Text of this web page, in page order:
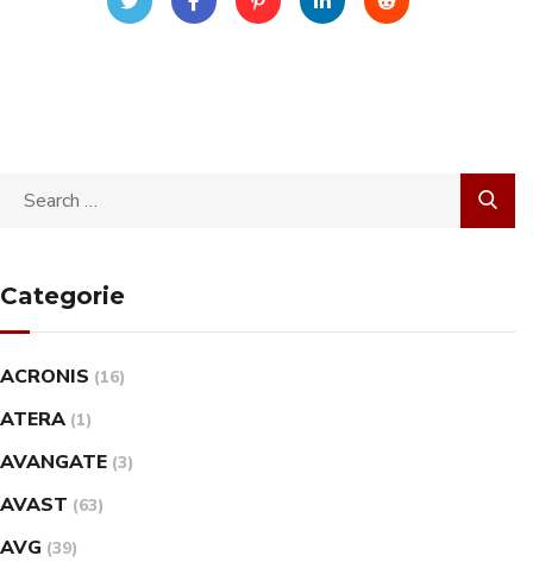
Categorie
ACRONIS (16)
ATERA (1)
AVANGATE (3)
AVAST (63)
AVG (39)